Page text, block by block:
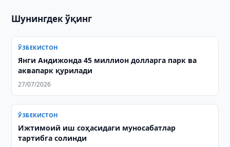
Шунингдек ўқинг
ЎЗБЕКИСТОН
Янги Андижонда 45 миллион долларга парк ва
аквапарк қурилади
27/07/2026
ЎЗБЕКИСТОН
Ижтимоий иш соҳасидаги муносабатлар
тартибга солинди